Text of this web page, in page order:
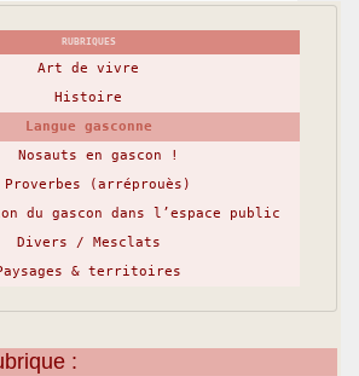
RUBRIQUES
Art de vivre
Histoire
Langue gasconne
Nosauts en gascon !
Proverbes (arréprouès)
du gascon dans l’espace public
Divers / Mesclats
& territoires
: